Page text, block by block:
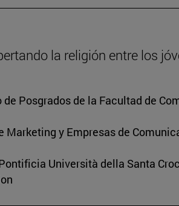
la religión entre los
Posgrados de la Facultad de
Marketing y Empresas de
Università della Santa